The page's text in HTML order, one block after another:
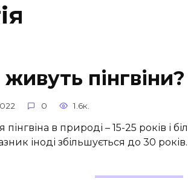
пінгвіни?
0 1.6к.
пінгвіна в природі – 15-25 років і
іноді збільшується до 30 років.